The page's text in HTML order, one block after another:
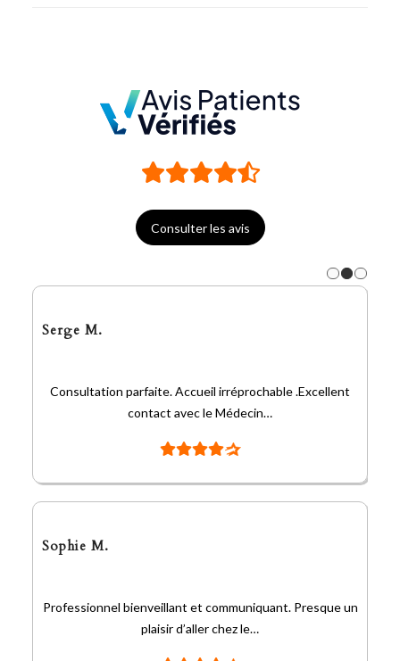
Consulter les avis
Serge M.
Consultation parfaite. Accueil irréprochable .Excellent
contact avec le Médecin…
Sophie M.
Professionnel bienveillant et communiquant. Presque un
plaisir d’aller chez le…